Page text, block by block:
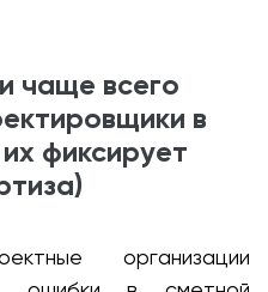
чаще всего
в
фиксирует
организации